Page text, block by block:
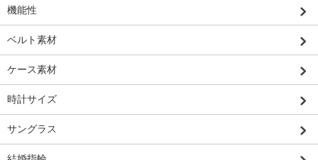
機能性
ベルト素材
ケース素材
時計サイズ
サングラス